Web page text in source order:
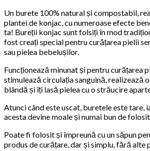
Un burete 100% natural și compostabil,
plantei de konjac, cu numeroase efecte
ta! Bureții konjac sunt folsiți în mod
fost creați special pentru curățarea pielii
sau pielea bebelușilor.
Funcționează minunat și pentru curățarea
stimulează circulația sanguină, realizează
blândă și îți lasă pielea cu o străucire
Atunci când este uscat, buretele este tare,
acesta devine moale și numai bun de
Poate fi folosit și împreună cu un săpun
produs de curățare, dar și simplu, fără alte